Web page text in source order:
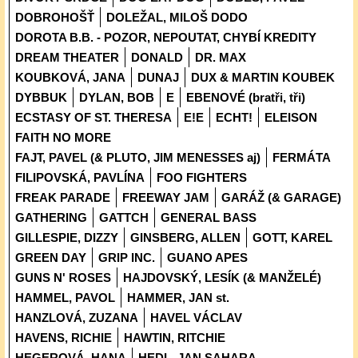
DOBROHOŠŤ
DOLEŽAL, MILOŠ DODO
DOROTA B.B. - POZOR, NEPOUTAT, CHYBÍ KREDITY
DREAM THEATER
DONALD
DR. MAX
KOUBKOVÁ, JANA
DUNAJ
DUX & MARTIN KOUBEK
DYBBUK
DYLAN, BOB E
EBENOVÉ (bratři, tři)
ECSTASY OF ST. THERESA
E!E ECHT!
ELEISON
FAITH NO MORE
FAJT, PAVEL (& PLUTO, JIM MENESSES aj)
FERMÁTA
FILIPOVSKÁ, PAVLÍNA
FOO FIGHTERS
FREAK PARADE
FREEWAY JAM
GARÁŽ (& GARAGE)
GATHERING
GATTCH
GENERAL BASS
GILLESPIE, DIZZY
GINSBERG, ALLEN
GOTT, KAREL
GREEN DAY
GRIP INC.
GUANO APES
GUNS N' ROSES
HAJDOVSKÝ, LESÍK (& MANŽELÉ)
HAMMEL, PAVOL
HAMMER, JAN st.
HANZLOVÁ, ZUZANA
HAVEL VÁCLAV
HAVENS, RICHIE
HAWTIN, RITCHIE